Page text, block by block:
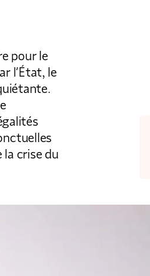
pour le
l’État, le
crise du